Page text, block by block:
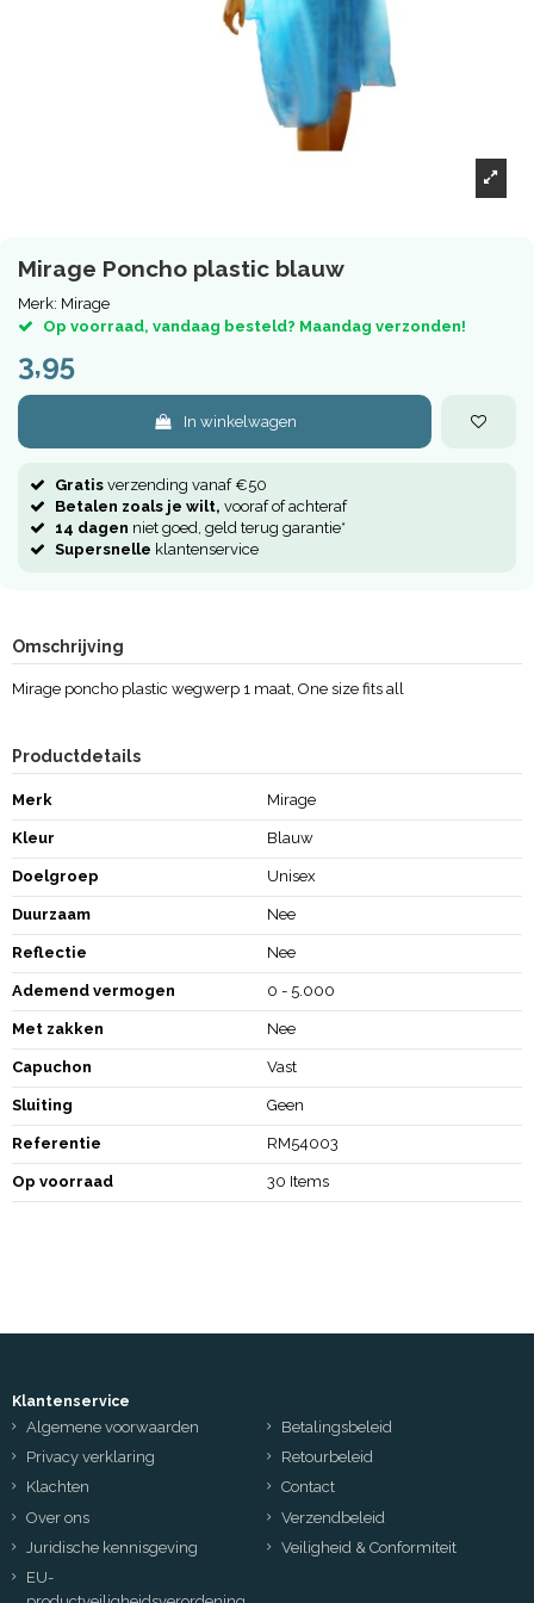
Mirage Poncho plastic blauw
Merk: Mirage
Op voorraad, vandaag besteld? Maandag verzonden!
3,95
In winkelwagen
Gratis verzending vanaf €50
Betalen zoals je wilt, vooraf of achteraf
14 dagen niet goed, geld terug garantie*
Supersnelle klantenservice
Omschrijving
Mirage poncho plastic wegwerp 1 maat, One size fits all
Productdetails
Merk Mirage
Kleur Blauw
Doelgroep Unisex
Duurzaam Nee
Reflectie Nee
Ademend vermogen 0 - 5.000
Met zakken Nee
Capuchon Vast
Sluiting Geen
Referentie RM54003
Op voorraad 30 Items
Klantenservice
Algemene voorwaarden
Betalingsbeleid
Privacy verklaring
Retourbeleid
Klachten
Contact
Over ons
Verzendbeleid
Juridische kennisgeving
Veiligheid & Conformiteit
EU-